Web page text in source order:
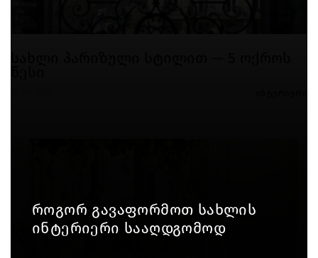
როგორ გავაფორმოთ სახლის
ინტერიერი სააღდგომოდ